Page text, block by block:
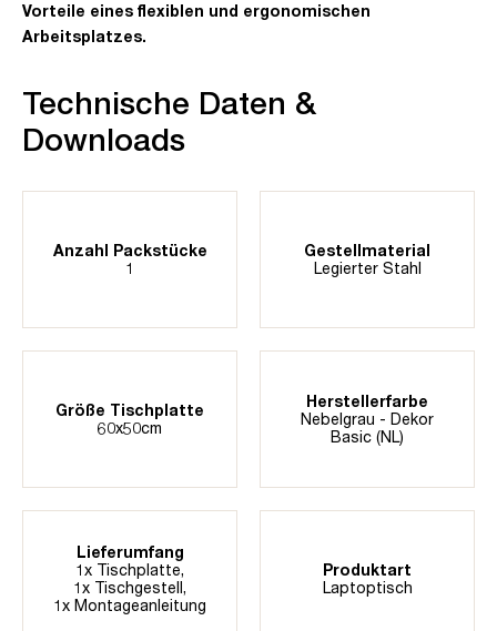
Vorteile eines flexiblen und ergonomischen
Arbeitsplatzes.
Technische Daten &
Downloads
Anzahl Packstücke
1
Gestellmaterial
Legierter Stahl
Größe Tischplatte
60x50cm
Herstellerfarbe
Nebelgrau - Dekor
Basic (NL)
Lieferumfang
1x Tischplatte,
1x Tischgestell,
1x Montageanleitung
Produktart
Laptoptisch